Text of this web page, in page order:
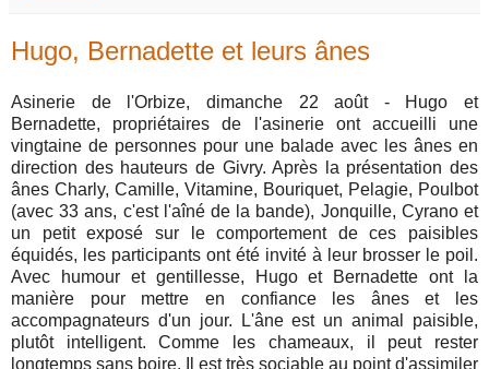
Hugo, Bernadette et leurs ânes
Asinerie de l'Orbize, dimanche 22 août - Hugo et
Bernadette, propriétaires de l'asinerie ont accueilli une
vingtaine de personnes pour une balade avec les ânes en
direction des hauteurs de Givry. Après la présentation des
ânes Charly, Camille, Vitamine, Bouriquet, Pelagie, Poulbot
(avec 33 ans, c'est l'aîné de la bande), Jonquille, Cyrano et
un petit exposé sur le comportement de ces paisibles
équidés, les participants ont été invité à leur brosser le poil.
Avec humour et gentillesse, Hugo et Bernadette ont la
manière pour mettre en confiance les ânes et les
accompagnateurs d'un jour. L'âne est un animal paisible,
plutôt intelligent. Comme les chameaux, il peut rester
longtemps sans boire. Il est très sociable au point d'assimiler